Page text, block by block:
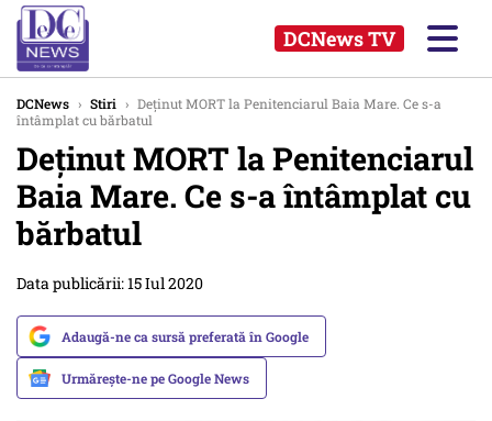
DCNews TV
DCNews › Stiri › Deținut MORT la Penitenciarul Baia Mare. Ce s-a
întâmplat cu bărbatul
Deținut MORT la Penitenciarul
Baia Mare. Ce s-a întâmplat cu
bărbatul
Data publicării: 15 Iul 2020
Adaugă-ne ca sursă preferată în Google
Urmărește-ne pe Google News